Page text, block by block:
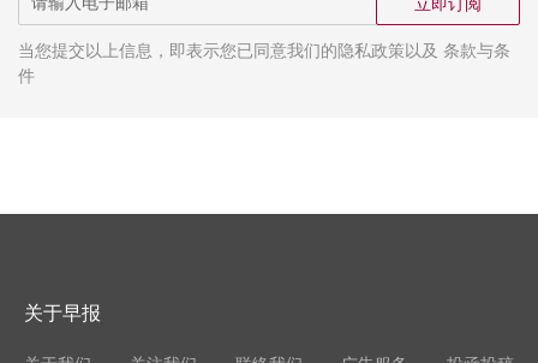
当您提交以上信息，即表示您已同意我们的隐私政策以及 条款与条
件
关于早报